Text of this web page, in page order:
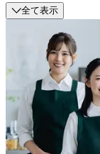
全て表示